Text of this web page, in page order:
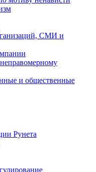
СМИ и
и общественные
Рунета